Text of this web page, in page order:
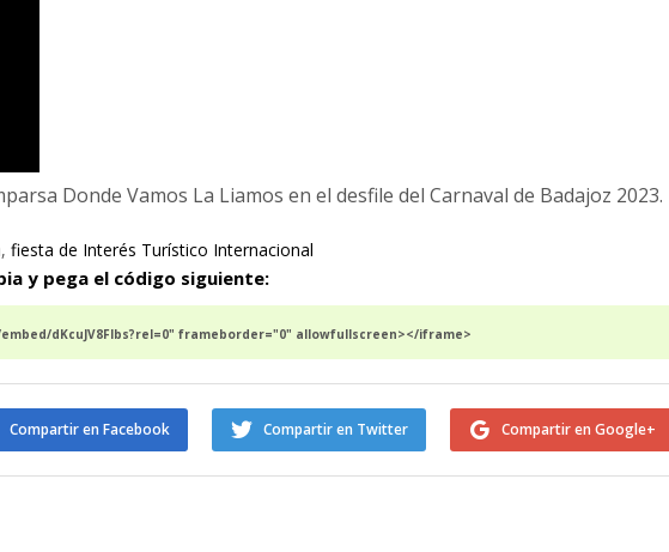
Donde Vamos La Liamos en el desfile del Carnaval de Badajoz 2023.
, fiesta de Interés Turístico Internacional
y pega el código siguiente:
dKcuJV8Flbs?rel=0" frameborder="0" allowfullscreen></iframe>
Compartir en Google+
Compartir en Twitter
Compartir en Facebook